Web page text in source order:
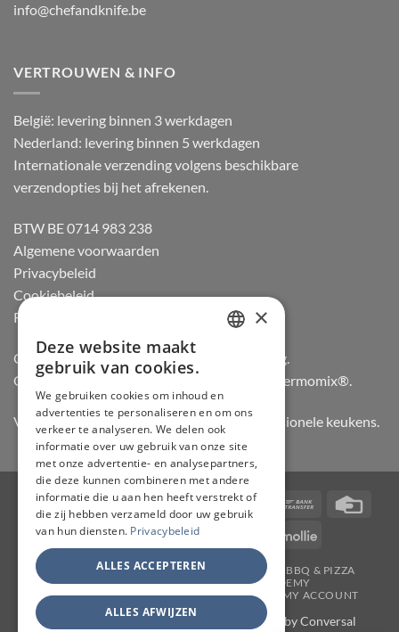
info@chefandknife.be
VERTROUWEN & INFO
België: levering binnen 3 werkdagen
Nederland: levering binnen 5 werkdagen
Internationale verzending volgens beschikbare
verzendopties bij het afrekenen.
BTW BE 0714 983 238
Algemene voorwaarden
Privacybeleid
Cookiebeleid
Retourneren
Officiële dealer van Gozney en Big Green Egg.
Officiële advisor en verdeler van Vorwerk Thermomix®.
Vertrouwd door hobbykoks, chefs en professionele keukens.
Visa PayPal Stripe MasterCardBancontactBank
IDeal Invoice Maestro Mollie
JAPANSE MESSEN SLIJPERIJ KOOKGEREI
BBQ & PIZZA
THERMOMIX
WORKSHOPS
ACADEMY
TAFELMESSEN & SCHOOLSETS
CONTACT MY ACCOUNT
Copyright 2026 © CHEF & KNIFE | Support byConversal
GERMAN
ENGLISH
×
Deze website maakt
gebruik van cookies.
We gebruiken cookies om inhoud en
advertenties te personaliseren en om ons
verkeer te analyseren. We delen ook
informatie over uw gebruik van onze site
met onze advertentie- en analysepartners,
die deze kunnen combineren met andere
informatie die u aan hen heeft verstrekt of
die zij hebben verzameld door uw gebruik
van hun diensten. Privacybeleid
ALLES ACCEPTEREN
ALLES AFWIJZEN